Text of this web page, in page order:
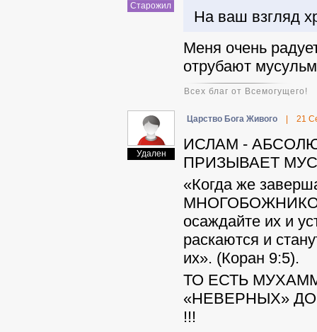
Старожил
На ваш взгляд
Меня очень
отрубают
Всех благ от Всемогущего!
Удален
Царство Бога Живого 21
ИСЛАМ -
ПРИЗЫВАЕТ
«Когда же
МНОГОБОЖНИКОВ,
осаждайте их и
раскаются и
их». (Коран 9:5).
ТО ЕСТЬ
«НЕВЕРНЫХ»
!!!